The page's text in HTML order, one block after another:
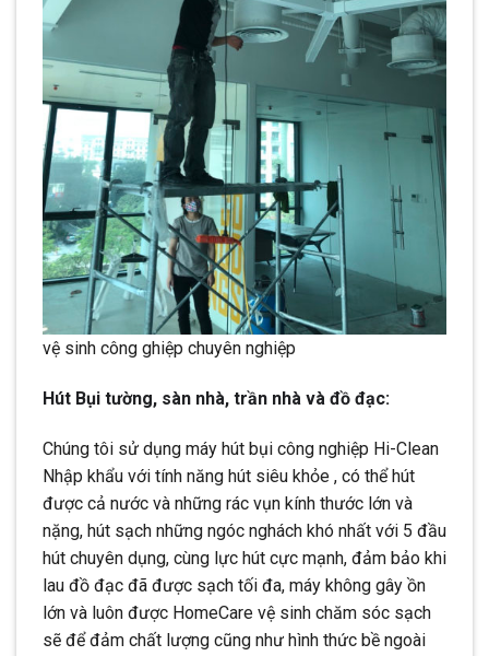
vệ sinh công ghiệp chuyên nghiệp
Hút Bụi tường, sàn nhà, trần nhà và đồ đạc:
Chúng tôi sử dụng máy hút bụi công nghiệp Hi-Clean
Nhập khẩu với tính năng hút siêu khỏe , có thể hút
được cả nước và những rác vụn kính thước lớn và
nặng, hút sạch những ngóc nghách khó nhất với 5 đầu
hút chuyên dụng, cùng lực hút cực mạnh, đảm bảo khi
lau đồ đạc đã được sạch tối đa, máy không gây ồn
lớn và luôn được HomeCare vệ sinh chăm sóc sạch
sẽ để đảm chất lượng cũng như hình thức bề ngoài